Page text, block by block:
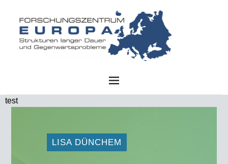
test
LISA DÜNCHEM